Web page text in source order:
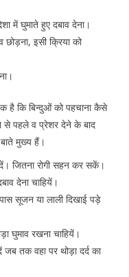
में घुमाते हुए दबाव देना।
छोड़ना, इसी क्रिया को
है कि बिन्दुओं को पहचाना कैसे
से पहले व प्रेशर देने के बाद
मुख्य हैं।
जितना रोगी सहन कर सकें।
देना चाहियें।
सूजन या लाली दिखाई पड़े
घुमाव रखना चाहियें।
तक वहा पर थोड़ा दर्द का